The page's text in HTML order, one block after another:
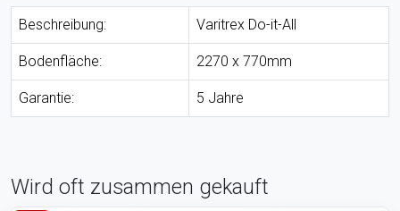
Beschreibung:
Varitrex Do-it-All
Bodenfläche: 2270 x 770mm
Garantie: 5 Jahre
Wird oft zusammen gekauft